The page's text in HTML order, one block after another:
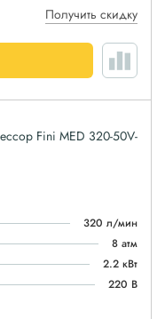
Получить скидку
Fini MED 320-50V-
320 л/мин
8 атм
2.2 кВт
220 В